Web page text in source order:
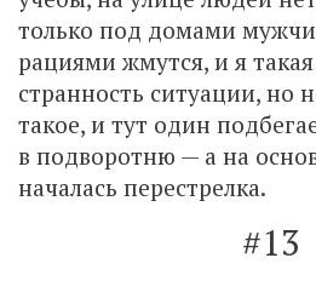
только под домами
рациями жмутся, и я
странность ситуации, но
такое, и тут один
в подворотню — а на
началась перестрелка.
#13